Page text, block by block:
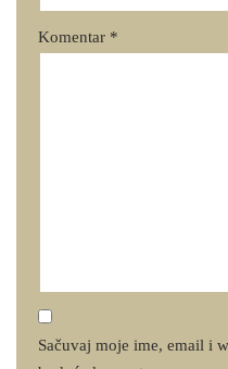
Komentar *
Sačuvaj moje ime, email i